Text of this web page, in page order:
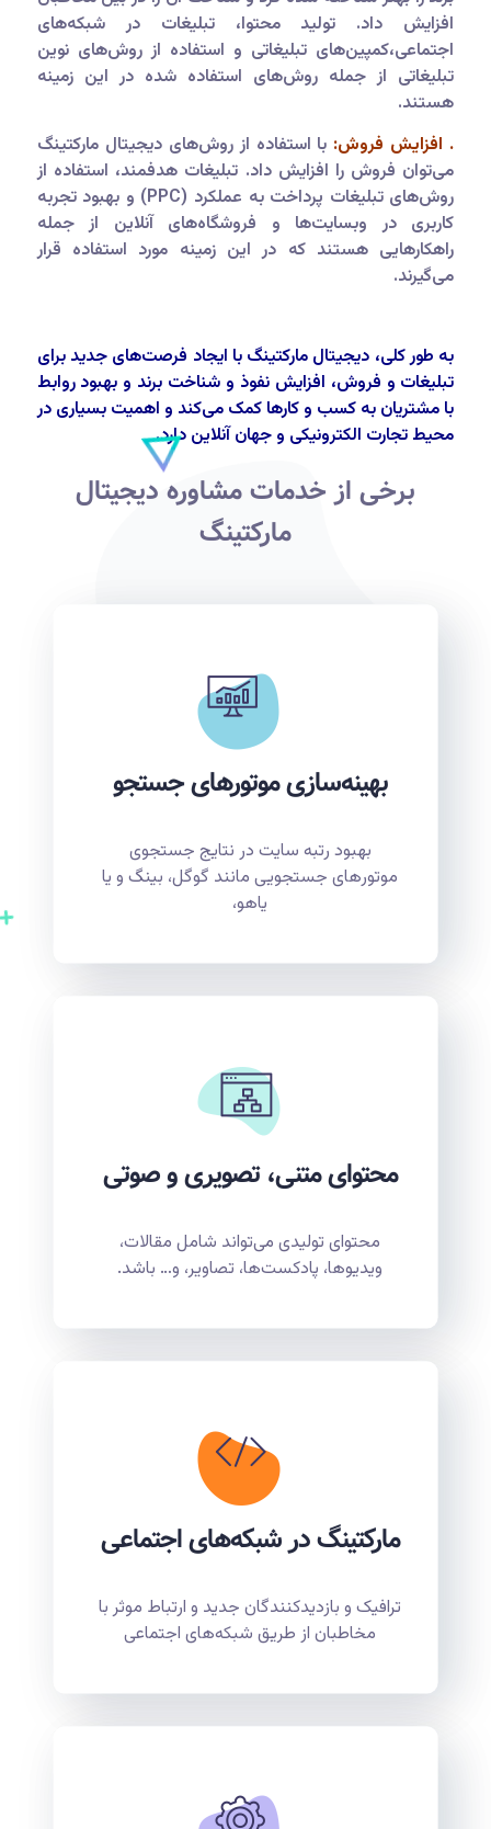
افزایش داد. تولید محتوا، تبلیغات در شبکه‌های
اجتماعی،کمپین‌های تبلیغاتی و استفاده از روش‌های نوین
تبلیغاتی از جمله روش‌های استفاده شده در این زمینه
هستند.
. افزایش فروش: با استفاده از روش‌های دیجیتال مارکتینگ
می‌توان فروش را افزایش داد. تبلیغات هدفمند، استفاده از
روش‌های تبلیغات پرداخت به عملکرد (PPC) و بهبود تجربه
کاربری در وبسایت‌ها و فروشگاه‌های آنلاین از جمله
راهکارهایی هستند که در این زمینه مورد استفاده قرار
می‌گیرند.
به طور کلی، دیجیتال مارکتینگ با ایجاد فرصت‌های جدید برای
تبلیغات و فروش، افزایش نفوذ و شناخت برند و بهبود روابط
با مشتریان به کسب و کارها کمک می‌کند و اهمیت بسیاری در
محیط تجارت الکترونیکی و جهان آنلاین دارد.
برخی از خدمات مشاوره دیجیتال
مارکتینگ
بهینه‌سازی موتورهای جستجو
بهبود رتبه سایت در نتایج جستجوی
موتورهای جستجویی مانند گوگل، بینگ و یا
یاهو،
محتوای متنی، تصویری و صوتی
محتوای تولیدی می‌تواند شامل مقالات،
ویدیوها، پادکست‌ها، تصاویر، و… باشد.
مارکتینگ در شبکه‌های اجتماعی
ترافیک و بازدیدکنندگان جدید و ارتباط موثر با
مخاطبان از طریق شبکه‌های اجتماعی